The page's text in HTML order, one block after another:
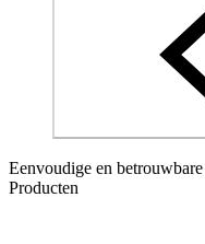
Eenvoudige en
Producten